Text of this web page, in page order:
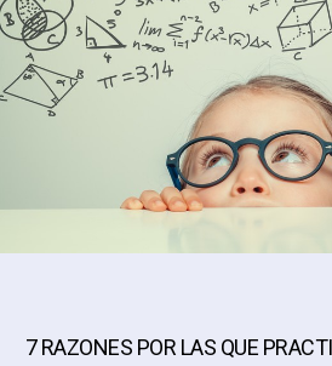
7 RAZONES POR LAS QUE